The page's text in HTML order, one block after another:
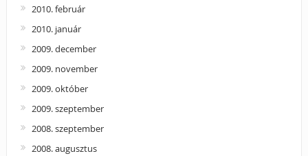
2010. február
2010. január
2009. december
2009. november
2009. október
2009. szeptember
2008. szeptember
2008. augusztus